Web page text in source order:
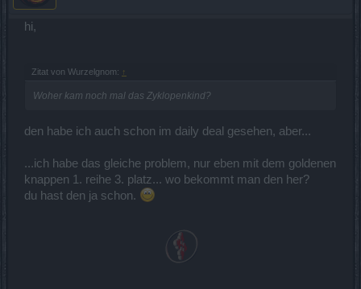
hi,
Zitat von Wurzelgnom: ↑
Woher kam noch mal das Zyklopenkind?
den habe ich auch schon im daily deal gesehen, aber...
...ich habe das gleiche problem, nur eben mit dem goldenen
knappen 1. reihe 3. platz... wo bekommt man den her?
du hast den ja schon.